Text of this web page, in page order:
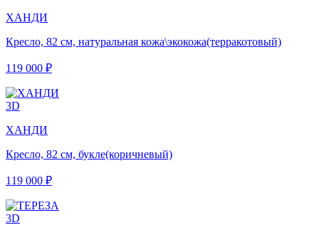
ХАНДИ
Кресло, 82 см, натуральная кожа\экокожа(терракотовый)
119 000 ₽
3D
ХАНДИ
Кресло, 82 см, букле(коричневый)
119 000 ₽
3D